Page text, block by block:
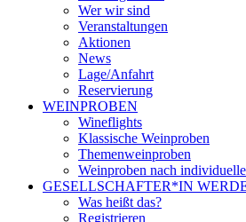
Wer wir sind
Veranstaltungen
Aktionen
News
Lage/Anfahrt
Reservierung
WEINPROBEN
Wineflights
Klassische Weinproben
Themenweinproben
Weinproben nach
GESELLSCHAFTER*IN
Was heißt das?
Registrieren